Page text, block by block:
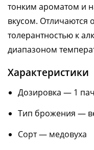
тонким ароматом и
вкусом. Отличаются
толерантностью к
диапазоном
Характеристики
Дозировка — 1
Тип брожения —
Сорт — медовуха